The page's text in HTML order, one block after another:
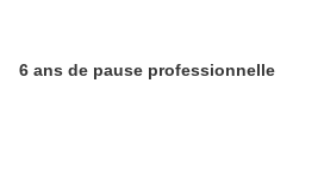
6 ans de pause professionnelle